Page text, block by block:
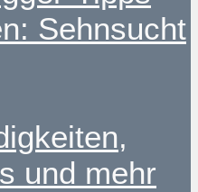
Sehnsucht
und mehr